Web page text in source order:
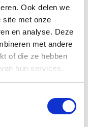
Ook delen we
site met onze
en analyse. Deze
met andere
of die ze hebben
hun services.